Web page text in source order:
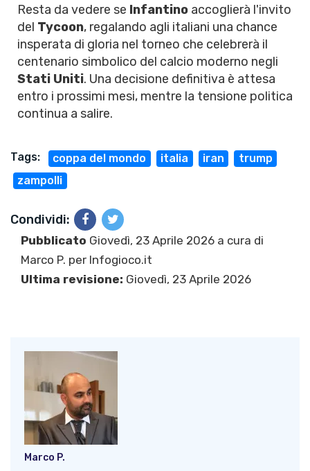
Resta da vedere se Infantino accoglierà l'invito
del Tycoon, regalando agli italiani una chance
insperata di gloria nel torneo che celebrerà il
centenario simbolico del calcio moderno negli
Stati Uniti. Una decisione definitiva è attesa
entro i prossimi mesi, mentre la tensione politica
continua a salire.
Tags: coppa del mondo italia iran
trump
zampolli
Condividi:
Pubblicato Giovedì, 23 Aprile 2026 a cura di
Marco P. per Infogioco.it
Ultima revisione: Giovedì, 23 Aprile 2026
Marco P.